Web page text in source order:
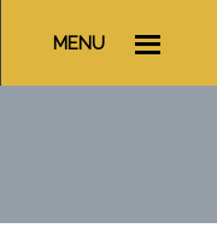
MENU